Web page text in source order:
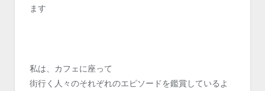
ます
私は、カフェに座って
街行く人々のそれぞれのエピソードを鑑賞しているよ